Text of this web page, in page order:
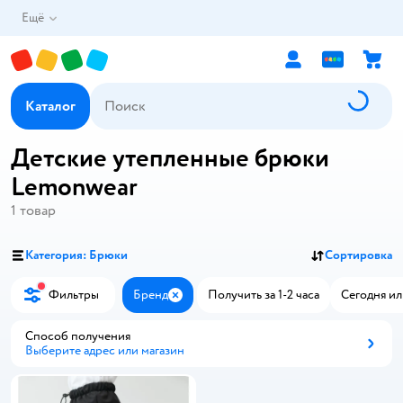
Ещё
Каталог
Детские утепленные брюки
Lemonwear
1 товар
Категория: Брюки Сортировка
Фильтры Бренд ЗакрытьПолучить за 1-2 часа Сегодня
Способ получения
Выберите адрес или магазин